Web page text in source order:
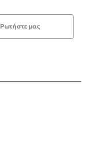
Ρωτήστε μας